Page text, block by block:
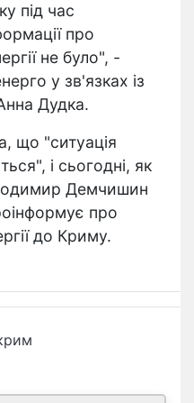
під час
про
не було", -
у зв'язках із
Дудка.
що "ситуація
і сьогодні, як
Демчишин
про
до Криму.